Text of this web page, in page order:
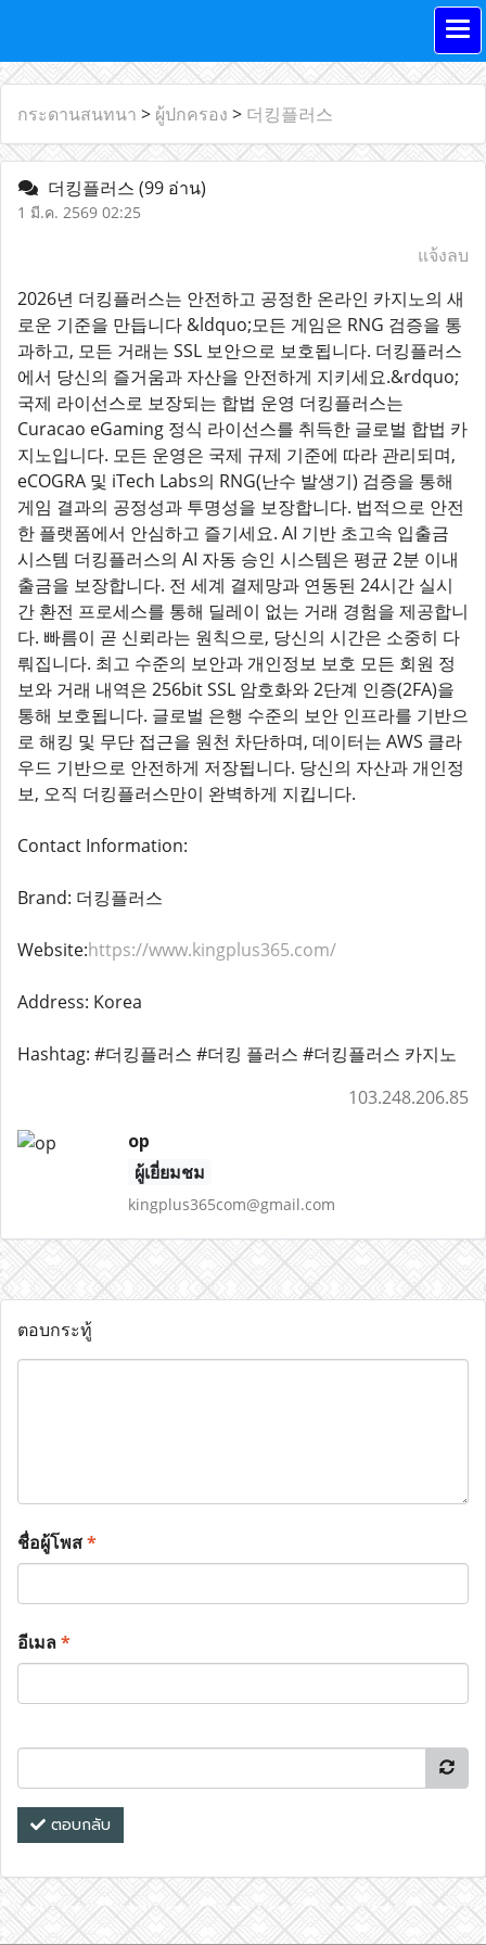
กระดานสนทนา > ผู้ปกครอง > 더킹플러스
더킹플러스 (99 อ่าน)
1 มี.ค. 2569 02:25
แจ้งลบ
2026년 더킹플러스는 안전하고 공정한 온라인 카지노의 새
로운 기준을 만듭니다 &ldquo;모든 게임은 RNG 검증을 통
과하고, 모든 거래는 SSL 보안으로 보호됩니다. 더킹플러스
에서 당신의 즐거움과 자산을 안전하게 지키세요.&rdquo;
국제 라이선스로 보장되는 합법 운영 더킹플러스는
Curacao eGaming 정식 라이선스를 취득한 글로벌 합법 카
지노입니다. 모든 운영은 국제 규제 기준에 따라 관리되며,
eCOGRA 및 iTech Labs의 RNG(난수 발생기) 검증을 통해
게임 결과의 공정성과 투명성을 보장합니다. 법적으로 안전
한 플랫폼에서 안심하고 즐기세요. AI 기반 초고속 입출금
시스템 더킹플러스의 AI 자동 승인 시스템은 평균 2분 이내
출금을 보장합니다. 전 세계 결제망과 연동된 24시간 실시
간 환전 프로세스를 통해 딜레이 없는 거래 경험을 제공합니
다. 빠름이 곧 신뢰라는 원칙으로, 당신의 시간은 소중히 다
뤄집니다. 최고 수준의 보안과 개인정보 보호 모든 회원 정
보와 거래 내역은 256bit SSL 암호화와 2단계 인증(2FA)을
통해 보호됩니다. 글로벌 은행 수준의 보안 인프라를 기반으
로 해킹 및 무단 접근을 원천 차단하며, 데이터는 AWS 클라
우드 기반으로 안전하게 저장됩니다. 당신의 자산과 개인정
보, 오직 더킹플러스만이 완벽하게 지킵니다.
Contact Information:
Brand: 더킹플러스
Website:https://www.kingplus365.com/
Address: Korea
Hashtag: #더킹플러스 #더킹 플러스 #더킹플러스 카지노
103.248.206.85
op
ผู้เยี่ยมชม
kingplus365com@gmail.com
ตอบกระทู้
ชื่อผู้โพส*
อีเมล*
ตอบกลับ